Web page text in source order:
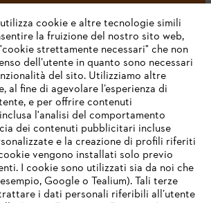
#STIHL
cookie e altre tecnologie simili
la fruizione del nostro sito web,
strettamente necessari" che non
dell’utente in quanto sono necessari
del sito. Utilizziamo altre
fine di agevolare l’esperienza di
e per offrire contenuti
l'analisi del comportamento
dei contenuti pubblicitari incluse
e la creazione di profili riferiti
vengono installati solo previo
I cookie sono utilizzati sia da noi che
Google o Tealium). Tali terze
i dati personali riferibili all’utente